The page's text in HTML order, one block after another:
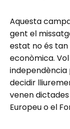
Aquesta
gent el
estat no és
econòmica.
independència
decidir
venen
Europeu o el